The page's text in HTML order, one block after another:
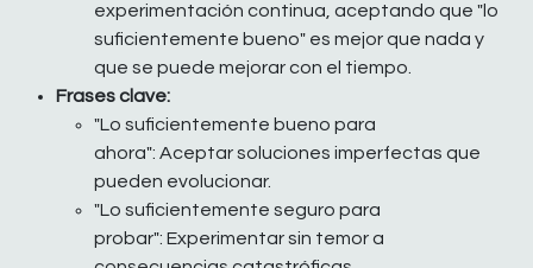
experimentación continua, aceptando que "lo
suficientemente bueno" es mejor que nada y
que se puede mejorar con el tiempo.
Frases clave:
"Lo suficientemente bueno para
ahora": Aceptar soluciones imperfectas que
pueden evolucionar.
"Lo suficientemente seguro para
probar": Experimentar sin temor a